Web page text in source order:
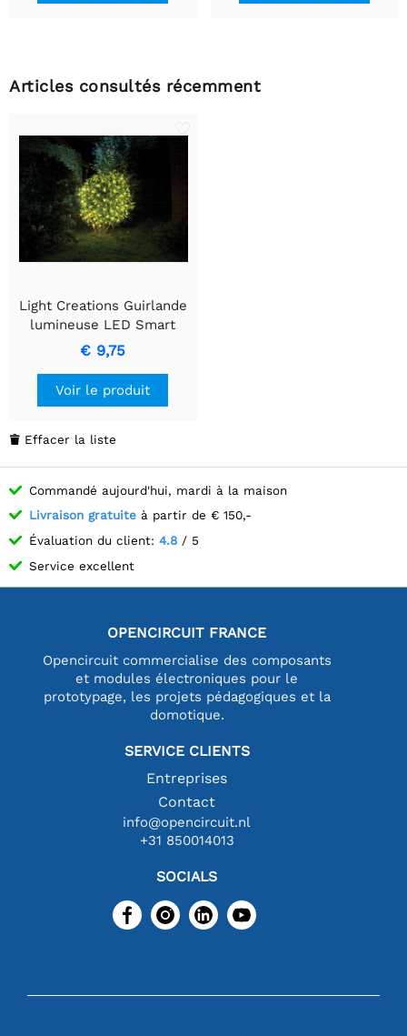
Articles consultés récemment
Light Creations Guirlande
lumineuse LED Smart
Netlight - 1,2m x 1,2m
avec 60 lumières blanc
chaud
€ 9,75
Voir le produit
 Effacer la liste
Commandé aujourd'hui, mardi à la maison
Livraison gratuite à partir de € 150,-
Évaluation du client: 4.8 / 5
Service excellent
OPENCIRCUIT FRANCE
Opencircuit commercialise des composants
et modules électroniques pour le
prototypage, les projets pédagogiques et la
domotique.
SERVICE CLIENTS
Entreprises
Contact
info@opencircuit.nl
+31 850014013
SOCIALS